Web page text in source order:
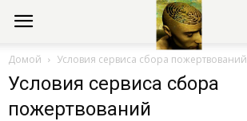
Консультации
психолога
Домой Условия сервиса сбора пожертвований
Условия сервиса сбора
пожертвований